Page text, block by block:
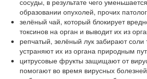
сосуды, в результате чего
образовании опухолей, прочих
зелёный чай, который блокирует
токсинов на орган и выводит их из
репчатый, зелёный лук забирают
устраняют их из органа природным
цитрусовые фрукты защищают от
помогают во время вирусных